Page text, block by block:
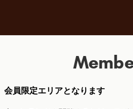
会員限定エリアとなります